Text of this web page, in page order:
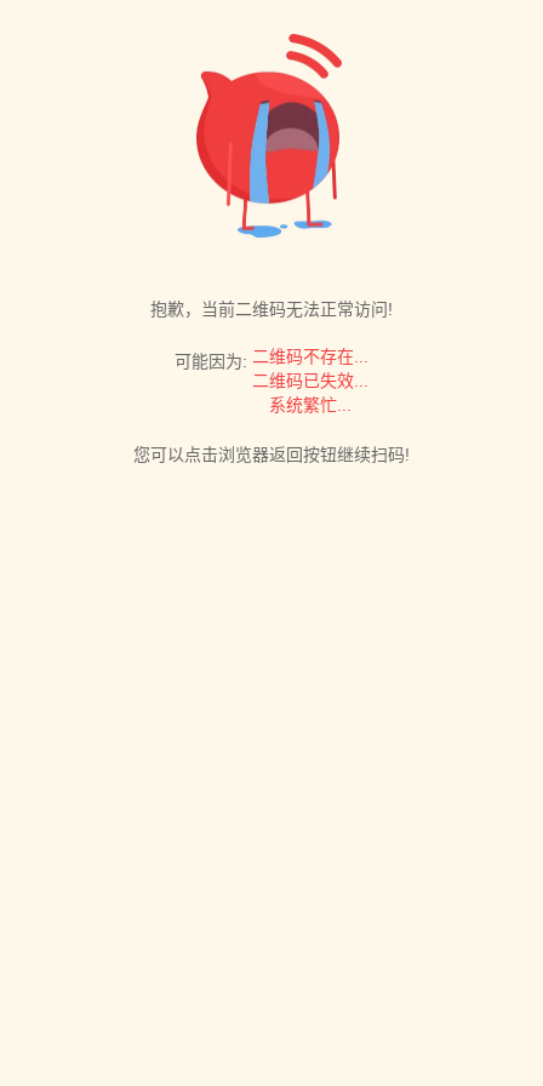
抱歉，当前二维码无法正常访问!
可能因为: 二维码不存在...
二维码已失效...
系统繁忙...
您可以点击浏览器返回按钮继续扫码!